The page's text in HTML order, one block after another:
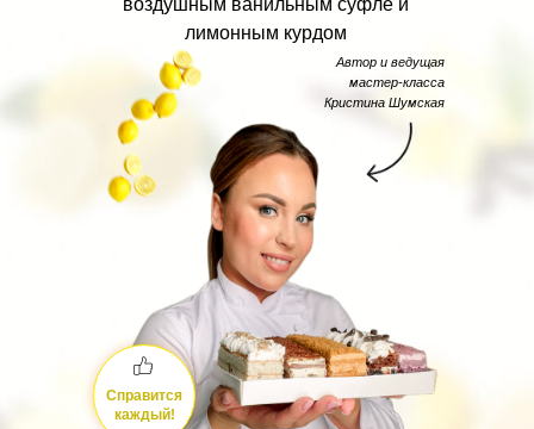
Автор и ведущая
мастер-класса
Кристина Шумская
воздушным ванильным суфле и
лимонным курдом
Справится
каждый!